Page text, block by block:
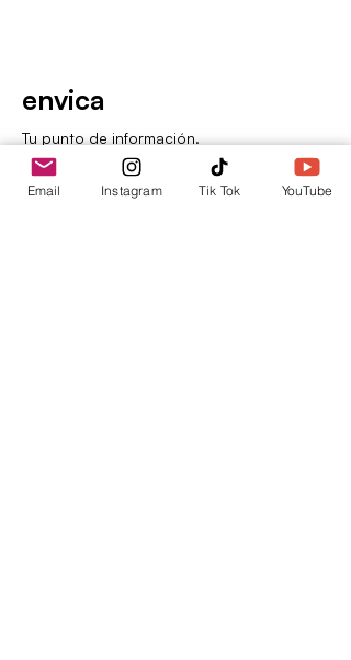
envica
Tu punto de información.
Email Instagram Tik Tok YouTube